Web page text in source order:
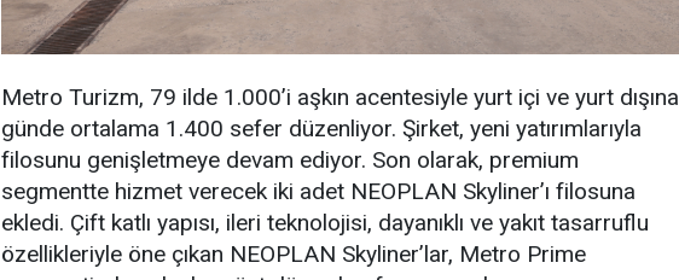
Metro Turizm, 79 ilde 1.000’i aşkın acentesiyle yurt içi ve yurt dışına
günde ortalama 1.400 sefer düzenliyor. Şirket, yeni yatırımlarıyla
filosunu genişletmeye devam ediyor. Son olarak, premium
segmentte hizmet verecek iki adet NEOPLAN Skyliner’ı filosuna
ekledi. Çift katlı yapısı, ileri teknolojisi, dayanıklı ve yakıt tasarruflu
özellikleriyle öne çıkan NEOPLAN Skyliner’lar, Metro Prime